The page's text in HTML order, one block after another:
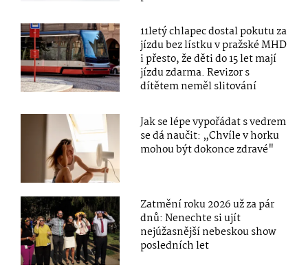
11letý chlapec dostal pokutu za
jízdu bez lístku v pražské MHD
i přesto, že děti do 15 let mají
jízdu zdarma. Revizor s
dítětem neměl slitování
Jak se lépe vypořádat s vedrem
se dá naučit: „Chvíle v horku
mohou být dokonce zdravé"
Zatmění roku 2026 už za pár
dnů: Nenechte si ujít
nejúžasnější nebeskou show
posledních let